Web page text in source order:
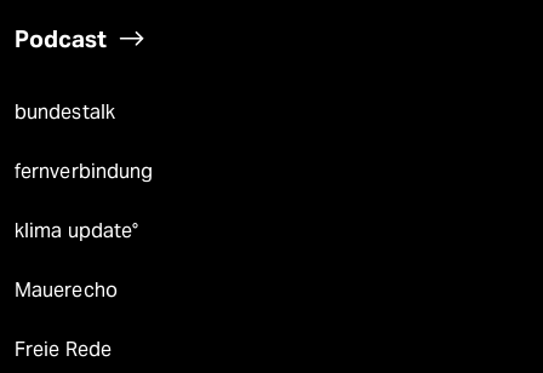
Podcast
bundestalk
fernverbindung
klima update°
Mauerecho
Freie Rede